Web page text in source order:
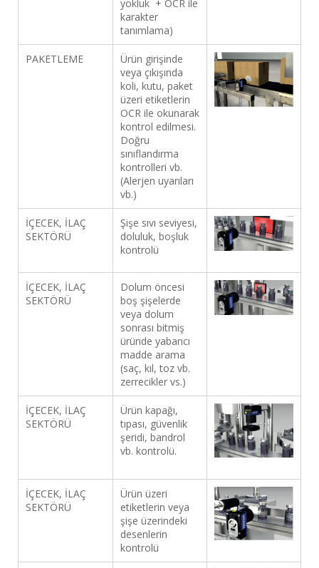
yokluk + OCR ile
karakter
tanımlama)
PAKETLEME
Ürün girişinde
veya çıkışında
koli, kutu, paket
üzeri etiketlerin
OCR ile okunarak
kontrol edilmesi.
Doğru
sınıflandırma
kontrolleri vb.
(Alerjen uyarıları
vb.)
İÇECEK, İLAÇ
SEKTÖRÜ
Şişe sıvı seviyesi,
doluluk, boşluk
kontrolü
İÇECEK, İLAÇ
SEKTÖRÜ
Dolum öncesi
boş şişelerde
veya dolum
sonrası bitmiş
üründe yabancı
madde arama
(saç, kıl, toz vb.
zerrecikler vs.)
İÇECEK, İLAÇ
SEKTÖRÜ
Ürün kapağı,
tıpası, güvenlik
şeridi, bandrol
vb. kontrolü.
İÇECEK, İLAÇ
SEKTÖRÜ
Ürün üzeri
etiketlerin veya
şişe üzerindeki
desenlerin
kontrolü